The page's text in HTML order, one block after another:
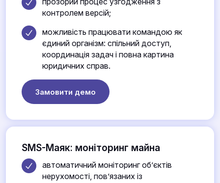
контролем версій;
можливість працювати командою як
єдиний організм: спільний доступ,
координація задач і повна картина
юридичних справ.
Замовити демо
SMS-Маяк: моніторинг майна
автоматичний моніторинг об’єктів
нерухомості, пов’язаних із